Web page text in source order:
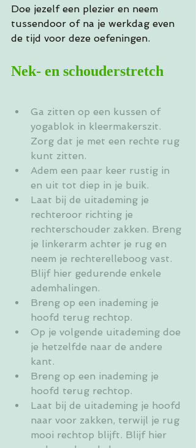
Doe jezelf een plezier en neem
tussendoor of na je werkdag even
de tijd voor deze oefeningen.
Nek- en schouderstretch
Ga zitten op een kussen of
yogablok in kleermakerszit.
Zorg dat je met een rechte rug
kunt zitten.
Adem een paar keer rustig in
en uit tot diep in je buik.
Laat bij de uitademing je
rechteroor richting je
rechterschouder zakken. Breng
je linkerarm achter je rug en
neem je rechterelleboog vast.
Blijf hier gedurende enkele
ademhalingen.
Breng op een inademing je
hoofd terug rechtop.
Op je volgende uitademing doe
je hetzelfde naar de andere
kant.
Breng op een inademing je
hoofd terug rechtop.
Laat bij de uitademing je hoofd
naar voor zakken, terwijl je rug
mooi rechtop blijft. Blijf hier